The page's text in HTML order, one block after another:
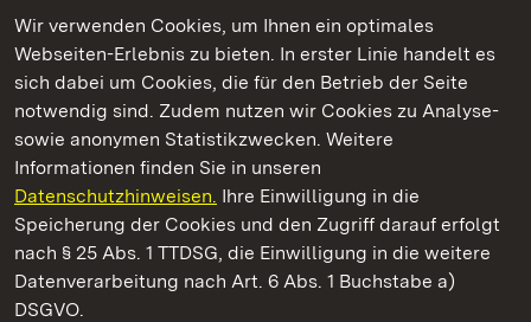
Wir verwenden Cookies, um Ihnen ein optimales
Webseiten-Erlebnis zu bieten. In erster Linie handelt es
sich dabei um Cookies, die für den Betrieb der Seite
notwendig sind. Zudem nutzen wir Cookies zu Analyse-
sowie anonymen Statistikzwecken. Weitere
Informationen finden Sie in unseren
Datenschutzhinweisen. Ihre Einwilligung in die
Speicherung der Cookies und den Zugriff darauf erfolgt
nach § 25 Abs. 1 TTDSG, die Einwilligung in die weitere
Datenverarbeitung nach Art. 6 Abs. 1 Buchstabe a)
DSGVO.
Kommen. Staunen. Genießen.
Schloss Bruchsal
Staatliche Schlösser und Gärten Baden-Württemberg
Kontakt